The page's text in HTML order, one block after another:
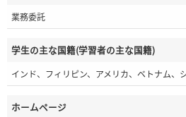
業務委託
学生の主な国籍(学習者の主な国籍)
インド、フィリピン、アメリカ、ベトナム、
ホームページ